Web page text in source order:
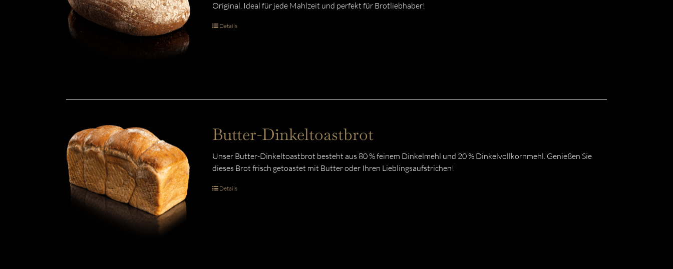
Original. Ideal für jede Mahlzeit und perfekt für Brotliebhaber!
Details
Butter-Dinkeltoastbrot
Unser Butter-Dinkeltoastbrot besteht aus 80 % feinem Dinkelmehl und 20 % Dinkelvollkornmehl. Genießen Sie
dieses Brot frisch getoastet mit Butter oder Ihren Lieblingsaufstrichen!
Details